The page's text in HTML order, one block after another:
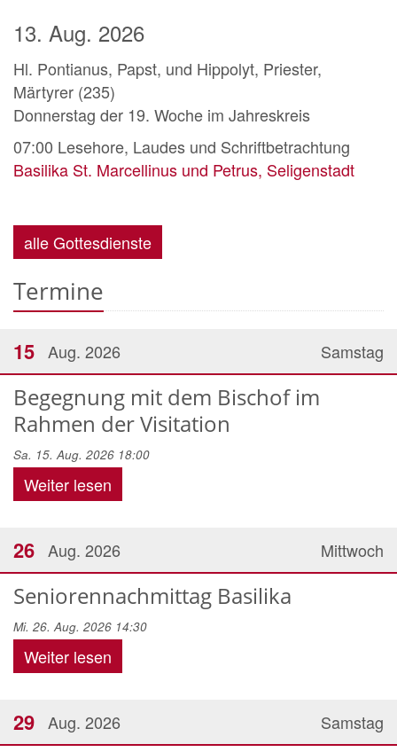
13. Aug. 2026
Hl. Pontianus, Papst, und Hippolyt, Priester,
Märtyrer (235)
Donnerstag der 19. Woche im Jahreskreis
07:00 Lesehore, Laudes und Schriftbetrachtung
Basilika St. Marcellinus und Petrus, Seligenstadt
alle Gottesdienste
Termine
Samstag
15 Aug. 2026
Begegnung mit dem Bischof im
Rahmen der Visitation
Sa. 15. Aug. 2026 18:00
Weiter lesen
Mittwoch
26 Aug. 2026
Seniorennachmittag Basilika
Mi. 26. Aug. 2026 14:30
Weiter lesen
Samstag
29 Aug. 2026